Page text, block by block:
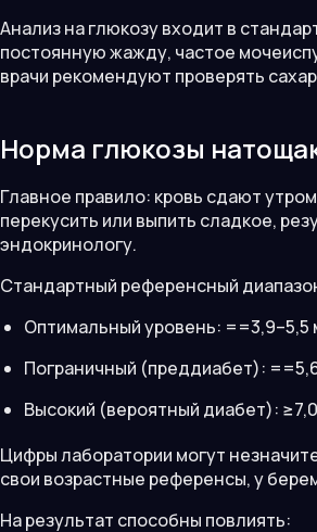
Анализ на глюкозу входит в
постоянную жажду, частое
врачи рекомендуют проверять
Норма глюкозы
Главное правило: кровь сдают
перекусить или выпить сладкое,
эндокринологу.
Стандартный референсный
Оптимальный уровень:
Пограничный (преддиабет):
Высокий (вероятный диабет):
Цифры лаборатории могут
свои возрастные референсы, у
На результат способны повлиять: